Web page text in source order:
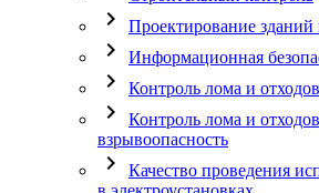
chevron_right Проектирование
chevron_right Информационная
chevron_right Контроль лома и
chevron_right
Контроль лома и
взрывоопасность
chevron_right
Качество проведения